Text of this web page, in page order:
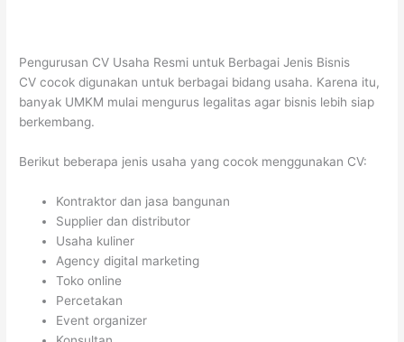
Pengurusan CV Usaha Resmi untuk Berbagai Jenis Bisnis
CV cocok digunakan untuk berbagai bidang usaha. Karena itu,
banyak UMKM mulai mengurus legalitas agar bisnis lebih siap
berkembang.
Berikut beberapa jenis usaha yang cocok menggunakan CV:
Kontraktor dan jasa bangunan
Supplier dan distributor
Usaha kuliner
Agency digital marketing
Toko online
Percetakan
Event organizer